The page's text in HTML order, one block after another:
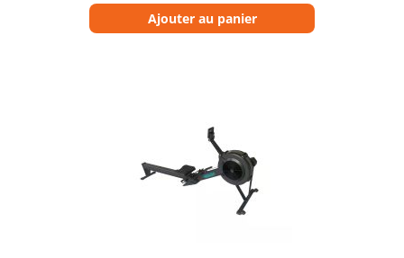
Ajouter au panier